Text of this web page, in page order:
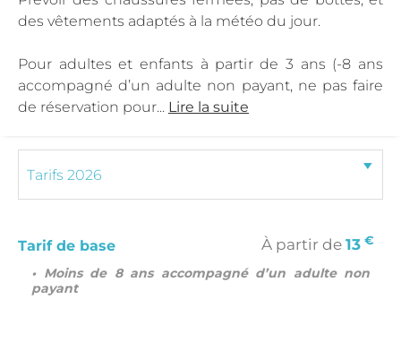
des vêtements adaptés à la météo du jour.
Pour adultes et enfants à partir de 3 ans (-8 ans
accompagné d’un adulte non payant, ne pas faire
de réservation pour... Lire la suite
Tarif de base À partir de 13 €
• Moins de 8 ans accompagné d’un adulte non
payant